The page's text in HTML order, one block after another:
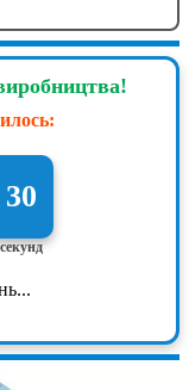
29
секунд